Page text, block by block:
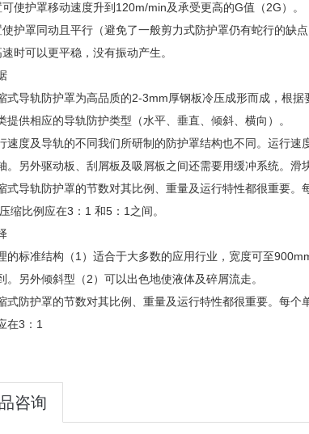
使护罩移动速度升到120m/min及承受更高的G值（2G）。
护罩同动且平行（避免了一般剪力式防护罩仍有蛇行的缺点
时可以更平稳，没有振动产生。
式导轨防护罩为高品质的2-3mm厚钢板冷压成形而成，根
提供相应的导轨防护类型（水平、垂直、倾斜、横向）。
速度及导轨的不同我们所研制的防护罩结构也不同。运行
。另外驱动板、刮屑板及吸屑板之间还需要用缓冲系统。滑
式导轨防护罩的节数对其比例、重量及运行特性都很重要
缩比例应在3：1 和5：1之间。
的标准结构（1）适合于大多数的应用行业，宽度可至
。另外倾斜型（2）可以出色地使液体及碎屑流走。
式防护罩的节数对其比例、重量及运行特性都很重要。每
在3：1
咨询